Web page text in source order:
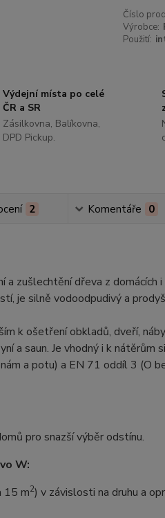
Číslo
Výrobce:
Použití:
Výdejní místa po celé
ČR a SR
Zásilkovna, Balíkovna,
DPD Pickup.
2 Komentáře 0
a zušlechtění dřeva z
je silně vodoodpudivý a
k ošetření obkladů, dveří,
a saun. Je vhodný i k nátěrům
a potu) a EN 71 oddíl 3 (O
pro snazší výběr odstínu.
W:
15 m2) v závislosti na druhu a